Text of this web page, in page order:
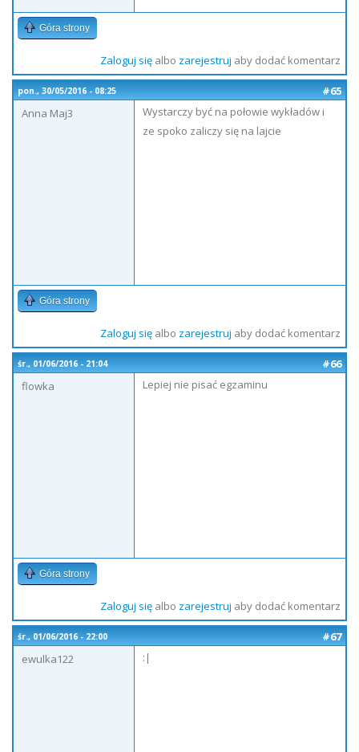
Góra strony
Zaloguj sięalbo zarejestruj aby dodać komentarz
pon., 30/05/2016 - 08:25
#65
Anna Maj3
Wystarczy być na połowie wykładów i
ze spoko zaliczy się na lajcie
Góra strony
Zaloguj sięalbo zarejestruj aby dodać komentarz
śr., 01/06/2016 - 21:04
#66
flowka
Lepiej nie pisać egzaminu
Góra strony
Zaloguj sięalbo zarejestruj aby dodać komentarz
śr., 01/06/2016 - 22:00
#67
ewulka122
:|